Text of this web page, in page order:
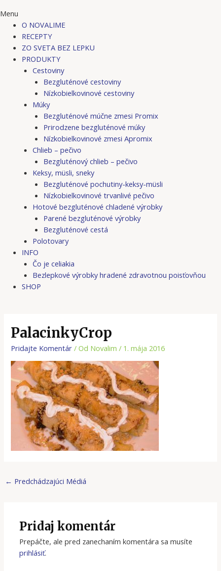
Menu
O NOVALIME
RECEPTY
ZO SVETA BEZ LEPKU
PRODUKTY
Cestoviny
Bezgluténové cestoviny
Nízkobielkovinové cestoviny
Múky
Bezgluténové múčne zmesi Promix
Prirodzene bezgluténové múky
Nízkobielkovinové zmesi Apromix
Chlieb – pečivo
Bezgluténový chlieb – pečivo
Keksy, müsli, sneky
Bezgluténové pochutiny-keksy-müsli
Nízkobielkovinové trvanlivé pečivo
Hotové bezgluténové chladené výrobky
Parené bezgluténové výrobky
Bezgluténové cestá
Polotovary
INFO
Čo je celiakia
Bezlepkové výrobky hradené zdravotnou poisťovňou
SHOP
PalacinkyCrop
Pridajte Komentár / Od Novalim/ 1. mája 2016
← Predchádzajúci Médiá
Pridaj komentár
Prepáčte, ale pred zanechaním komentára sa musíte
prihlásiť.